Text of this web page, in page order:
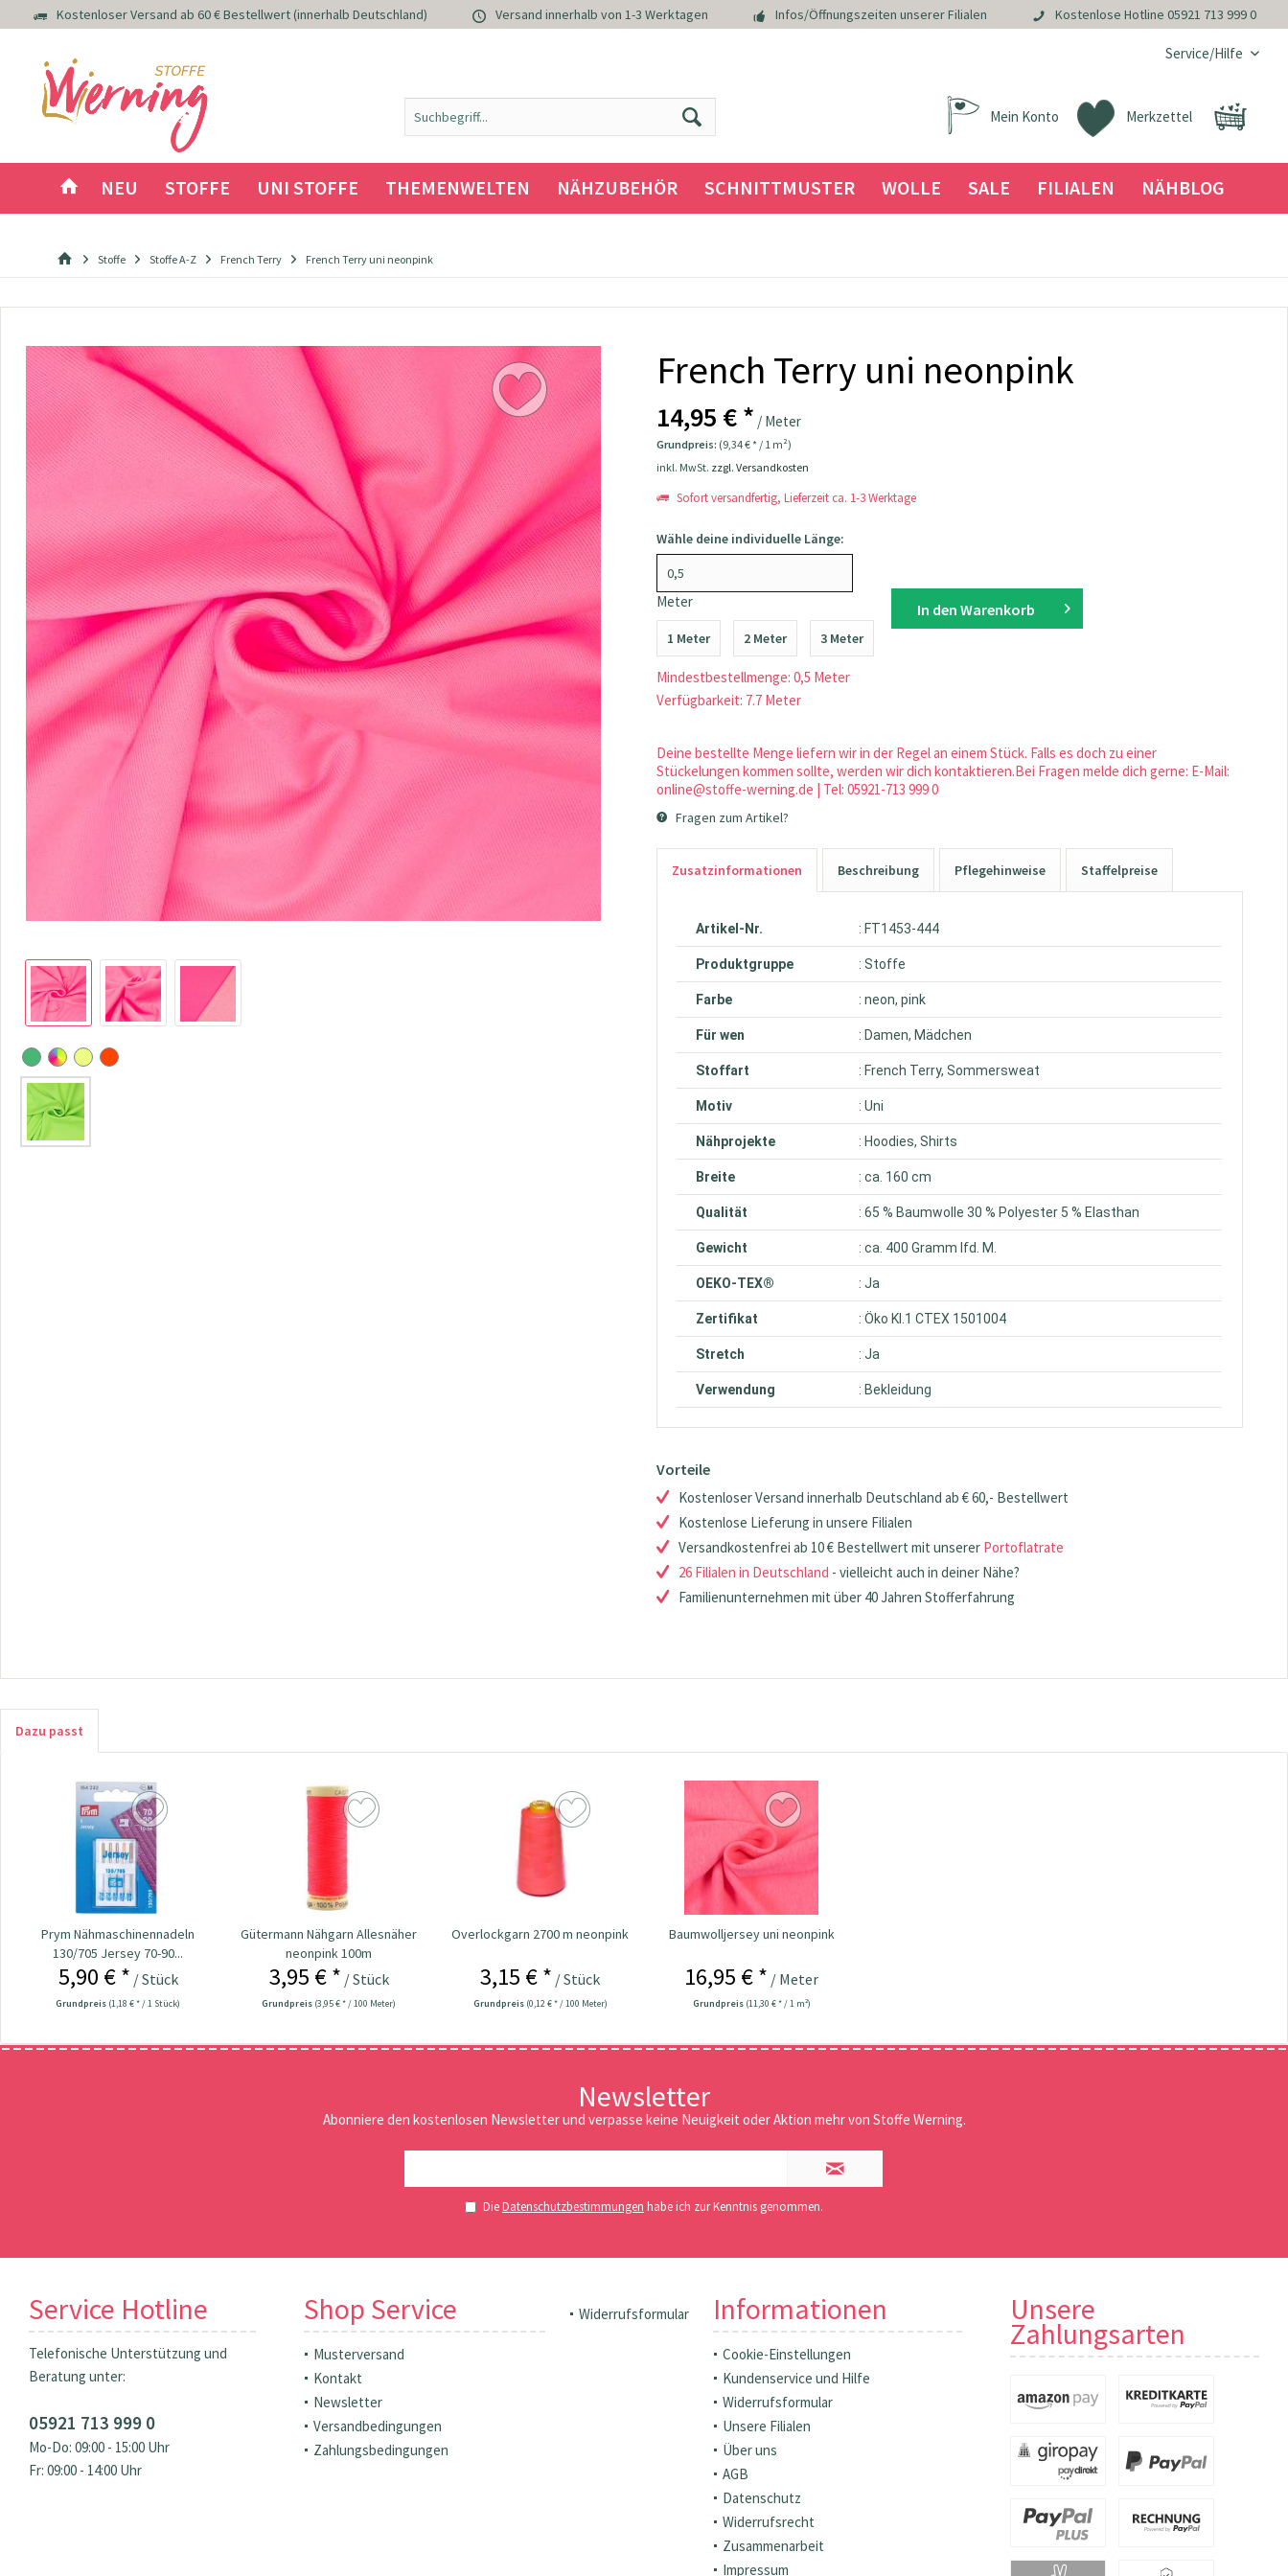
Kostenloser Versand ab 60 € Bestellwert (innerhalb Deutschland) Versand innerhalb von 1-3 Werktagen Infos/Öffnungszeiten unserer Filialen Kostenlose Hotline 05921 713 999 0
Service/Hilfe
Merkzettel
Mein Konto
NEU STOFFE UNI STOFFE THEMENWELTEN NÄHZUBEHÖR SCHNITTMUSTER WOLLE SALE FILIALEN NÄHBLOG
Stoffe Stoffe A-Z French Terry French Terry uni neonpink
French Terry uni neonpink
14,95 € * / Meter
Grundpreis: (9,34 € * / 1 m²)
inkl. MwSt. zzgl. Versandkosten
Sofort versandfertig, Lieferzeit ca. 1-3 Werktage
Wähle deine individuelle Länge:
Meter
1 Meter 2 Meter 3 Meter
Mindestbestellmenge: 0,5 Meter
Verfügbarkeit: 7.7 Meter
In den Warenkorb
Deine bestellte Menge liefern wir in der Regel an einem Stück. Falls es doch zu einer
Stückelungen kommen sollte, werden wir dich kontaktieren.Bei Fragen melde dich gerne: E-Mail:
online@stoffe-werning.de | Tel: 05921-713 999 0
Fragen zum Artikel?
Zusatzinformationen Beschreibung Pflegehinweise Staffelpreise
Artikel-Nr. : FT1453-444
Produktgruppe : Stoffe
Farbe : neon, pink
Für wen : Damen, Mädchen
Stoffart : French Terry, Sommersweat
Motiv : Uni
Nähprojekte : Hoodies, Shirts
Breite : ca. 160 cm
Qualität : 65 % Baumwolle 30 % Polyester 5 % Elasthan
Gewicht : ca. 400 Gramm lfd. M.
OEKO-TEX® : Ja
Zertifikat : Öko Kl.1 CTEX 1501004
Stretch : Ja
Verwendung : Bekleidung
Vorteile
Kostenloser Versand innerhalb Deutschland ab € 60,- Bestellwert
Kostenlose Lieferung in unsere Filialen
Versandkostenfrei ab 10 € Bestellwert mit unserer Portoflatrate
26 Filialen in Deutschland - vielleicht auch in deiner Nähe?
Familienunternehmen mit über 40 Jahren Stofferfahrung
Dazu passt
Prym Nähmaschinennadeln
130/705 Jersey 70-90...
5,90 € * / Stück
Grundpreis (1,18 € * / 1 Stück)
Gütermann Nähgarn Allesnäher
neonpink 100m
3,95 € * / Stück
Grundpreis (3,95 € * / 100 Meter)
Overlockgarn 2700 m neonpink
3,15 € * / Stück
Grundpreis (0,12 € * / 100 Meter)
Baumwolljersey uni neonpink
16,95 € * / Meter
Grundpreis (11,30 € * / 1 m²)
Newsletter
Abonniere den kostenlosen Newsletter und verpasse keine Neuigkeit oder Aktion mehr von Stoffe Werning.
DieDatenschutzbestimmungen habe ich zur Kenntnis genommen.
Service Hotline
Telefonische Unterstützung und
Beratung unter:
05921 713 999 0
Mo-Do: 09:00 - 15:00 Uhr
Fr: 09:00 - 14:00 Uhr
Shop Service
Musterversand
Kontakt
Newsletter
Versandbedingungen
Zahlungsbedingungen
Widerrufsformular Informationen
Cookie-Einstellungen
Kundenservice und Hilfe
Widerrufsformular
Unsere Filialen
Über uns
AGB
Datenschutz
Widerrufsrecht
Zusammenarbeit
Impressum
Unsere
Zahlungsarten